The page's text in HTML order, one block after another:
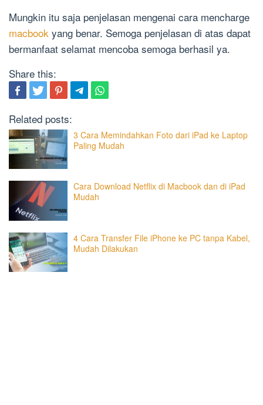
Mungkin itu saja penjelasan mengenai cara mencharge
macbook yang benar. Semoga penjelasan di atas dapat
bermanfaat selamat mencoba semoga berhasil ya.
Share this:
Related posts:
3 Cara Memindahkan Foto dari iPad ke Laptop
Paling Mudah
Cara Download Netflix di Macbook dan di iPad
Mudah
4 Cara Transfer File iPhone ke PC tanpa Kabel,
Mudah Dilakukan